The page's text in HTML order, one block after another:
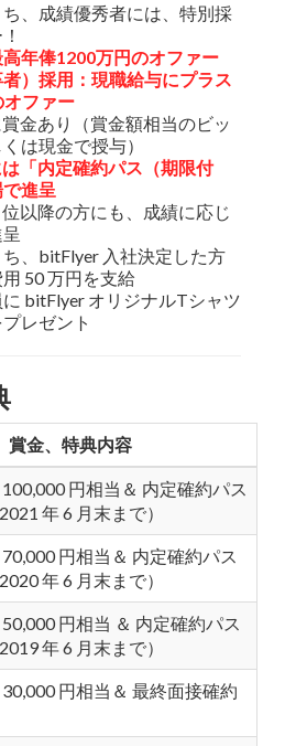
、成績優秀者には、特別採
年俸1200万円のオファー
）採用：現職給与にプラス
オファー
金あり（賞金額相当のビッ
は現金で授与）
「内定確約パス（期限付
進呈
以降の方にも、成績に応じ
、bitFlyer 入社決定した方
50 万円を支給
bitFlyer オリジナルTシャツ
レゼント
賞金、特典内容
円相当＆ 内定確約パス
年 6 月末まで）
円相当＆ 内定確約パス
年 6 月末まで）
円相当 ＆ 内定確約パス
年 6 月末まで）
円相当＆ 最終面接確約